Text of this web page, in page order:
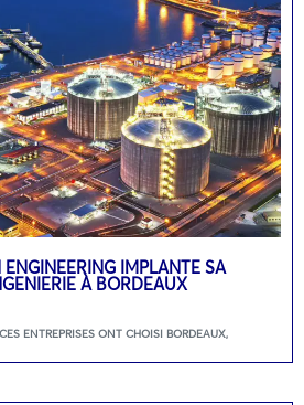
IMPLANTE SA
À BORDEAUX
CES ENTREPRISES ONT CHOISI BORDEAUX,